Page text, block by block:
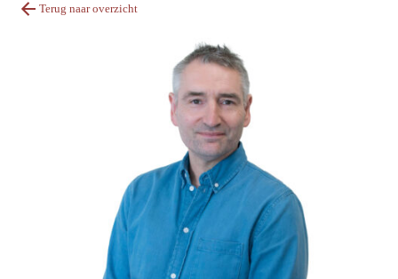
Terug naar overzicht